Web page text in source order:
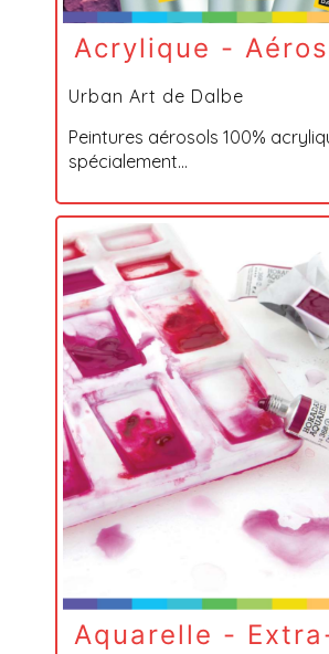
Acrylique -
Urban Art de Dalbe
Peintures aérosols 100%
spécialement...
Aquarelle -